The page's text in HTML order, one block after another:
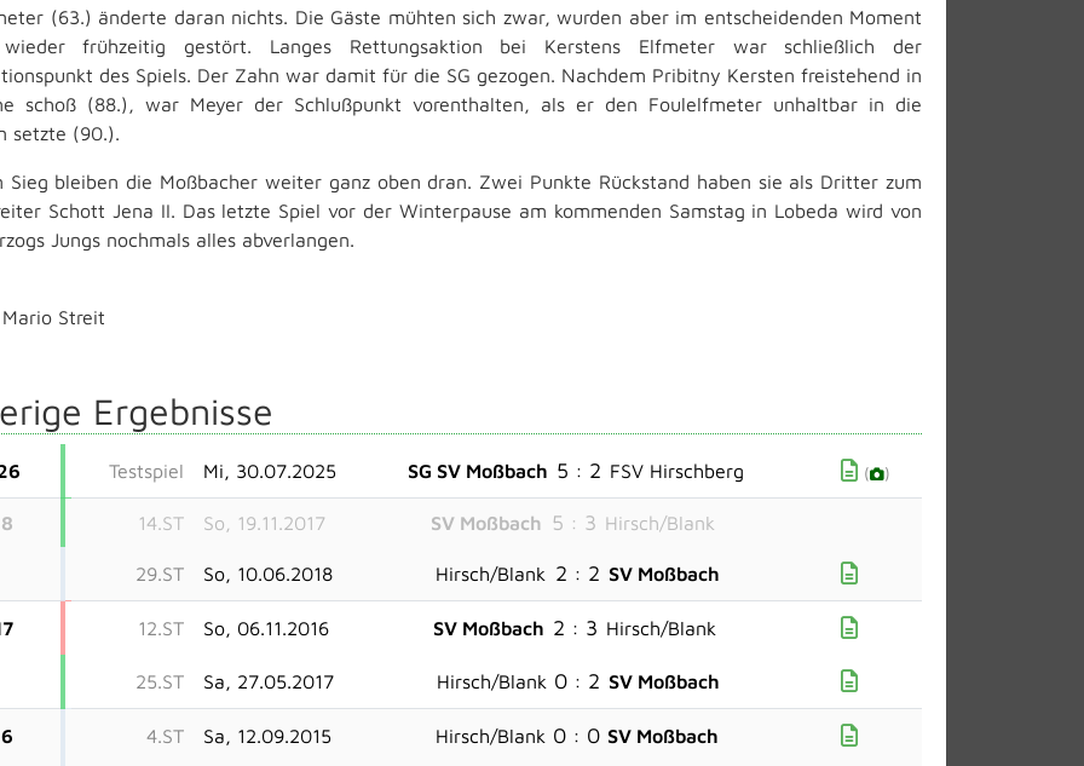
(63.) änderte daran nichts. Die Gäste mühten sich zwar, wurden aber im entscheidenden Moment
frühzeitig gestört. Langes Rettungsaktion bei Kerstens Elfmeter war schließlich der
des Spiels. Der Zahn war damit für die SG gezogen. Nachdem Pribitny Kersten freistehend in
schoß (88.), war Meyer der Schlußpunkt vorenthalten, als er den Foulelfmeter unhaltbar in die
setzte (90.).
Sieg bleiben die Moßbacher weiter ganz oben dran. Zwei Punkte Rückstand haben sie als Dritter zum
Schott Jena II. Das letzte Spiel vor der Winterpause am kommenden Samstag in Lobeda wird von
Jungs nochmals alles abverlangen.
Streit
Ergebnisse
Testspiel Mi, 30.07.2025 SG SV Moßbach 5 : 2 FSV Hirschberg ( )
14.ST So, 19.11.2017 SV Moßbach 5 : 3 Hirsch/Blank
29.ST So, 10.06.2018 Hirsch/Blank 2 : 2 SV Moßbach
12.ST So, 06.11.2016 SV Moßbach 2 : 3 Hirsch/Blank
25.ST Sa, 27.05.2017 Hirsch/Blank 0 : 2 SV Moßbach
4.ST Sa, 12.09.2015 Hirsch/Blank 0 : 0 SV Moßbach